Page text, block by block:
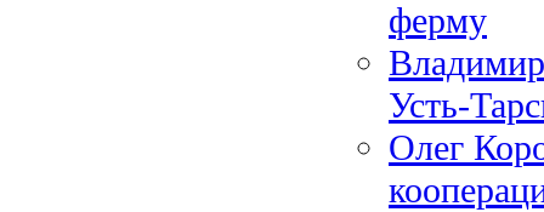
ферму
Усть-
Олег